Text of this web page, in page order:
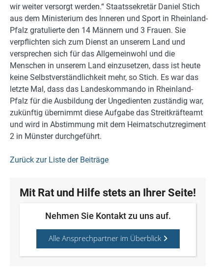
wir weiter versorgt werden.“ Staatssekretär Daniel Stich
aus dem Ministerium des Inneren und Sport in Rheinland-
Pfalz gratulierte den 14 Männern und 3 Frauen. Sie
verpflichten sich zum Dienst an unserem Land und
versprechen sich für das Allgemeinwohl und die
Menschen in unserem Land einzusetzen, dass ist heute
keine Selbstverständlichkeit mehr, so Stich. Es war das
letzte Mal, dass das Landeskommando in Rheinland-
Pfalz für die Ausbildung der Ungedienten zuständig war,
zukünftig übernimmt diese Aufgabe das Streitkräfteamt
und wird in Abstimmung mit dem Heimatschutzregiment
2 in Münster durchgeführt.
Zurück zur Liste der Beiträge
Mit Rat und Hilfe stets an Ihrer Seite!
Nehmen Sie Kontakt zu uns auf.
Alle Ansprechpartner im Überblick